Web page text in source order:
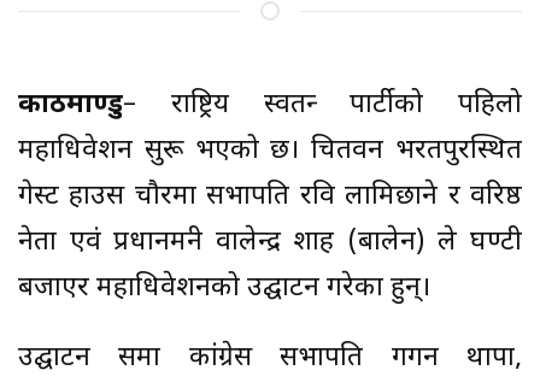
काठमाण्डु– राष्ट्रिय स्वतन्त्र पार्टीको पहिलो
महाधिवेशन सुरू भएको छ। चितवन भरतपुरस्थित
गेस्ट हाउस चौरमा सभापति रवि लामिछाने र वरिष्ठ
नेता एवं प्रधानमन्त्री वालेन्द्र शाह (बालेन) ले घण्टी
बजाएर महाधिवेशनको उद्घाटन गरेका हुन्।
उद्घाटन सत्रमा कांग्रेस सभापति गगन थापा,